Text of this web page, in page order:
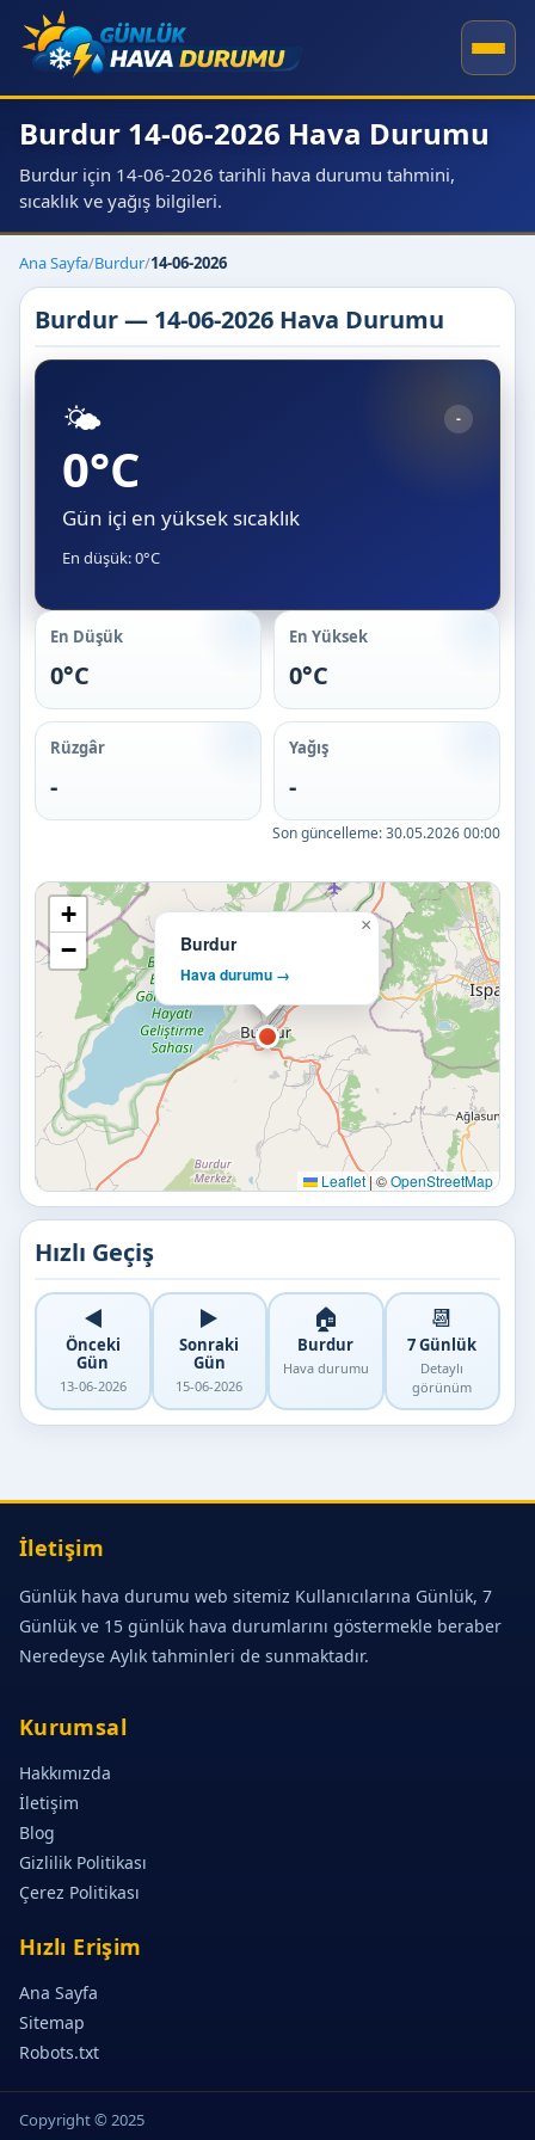
Burdur 14-06-2026 Hava Durumu
Burdur için 14-06-2026 tarihli hava durumu tahmini,
sıcaklık ve yağış bilgileri.
Ana Sayfa/Burdur/14-06-2026
Burdur — 14-06-2026 Hava Durumu
🌤️ -
0°C
Gün içi en yüksek sıcaklık
En düşük: 0°C
En Düşük
0°C
En Yüksek
0°C
Rüzgâr
-
Yağış
-
Son güncelleme:30.05.2026 00:00
Burdur
Hava durumu →
×
+
−
Leaflet |©OpenStreetMap
Hızlı Geçiş
◀️
Önceki
Gün
13-06-2026
▶️
Sonraki
Gün
15-06-2026
🏠
Burdur
Hava durumu
📆
7 Günlük
Detaylı
görünüm
İletişim
Günlük hava durumu web sitemiz Kullanıcılarına Günlük, 7
Günlük ve 15 günlük hava durumlarını göstermekle beraber
Neredeyse Aylık tahminleri de sunmaktadır.
Kurumsal
Hakkımızda
İletişim
Blog
Gizlilik Politikası
Çerez Politikası
Hızlı Erişim
Ana Sayfa
Sitemap
Robots.txt
Copyright © 2025